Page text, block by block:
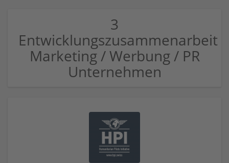
3
Entwicklungszusammenarbeit
Marketing / Werbung / PR
Unternehmen